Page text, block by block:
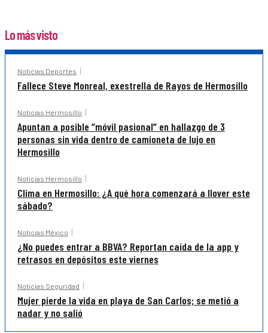
Lo más visto
Noticias Deportes
Fallece Steve Monreal, exestrella de Rayos de Hermosillo
Noticias Hermosillo
Apuntan a posible “móvil pasional” en hallazgo de 3
personas sin vida dentro de camioneta de lujo en
Hermosillo
Noticias Hermosillo
Clima en Hermosillo: ¿A qué hora comenzará a llover este
sábado?
Noticias México
¿No puedes entrar a BBVA? Reportan caída de la app y
retrasos en depósitos este viernes
Noticias Seguridad
Mujer pierde la vida en playa de San Carlos; se metió a
nadar y no salió